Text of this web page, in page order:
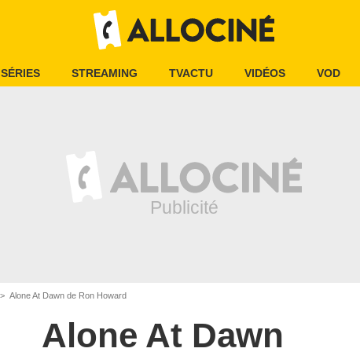
SÉRIES STREAMING TVACTU VIDÉOS VOD
Alone At Dawn de Ron Howard
Alone At Dawn